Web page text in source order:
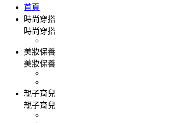
首頁
時尚穿搭
時尚穿搭
美妝保養
美妝保養
親子育兒
親子育兒